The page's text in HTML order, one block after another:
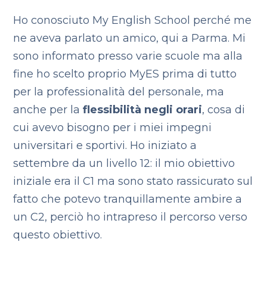
Ho conosciuto My English School perché me
ne aveva parlato un amico, qui a Parma. Mi
sono informato presso varie scuole ma alla
fine ho scelto proprio MyES prima di tutto
per la professionalità del personale, ma
anche per laflessibilità negli orari, cosa di
cui avevo bisogno per i miei impegni
universitari e sportivi. Ho iniziato a
settembre da un livello 12: il mio obiettivo
iniziale era il C1 ma sono stato rassicurato sul
fatto che potevo tranquillamente ambire a
un C2, perciò ho intrapreso il percorso verso
questo obiettivo.